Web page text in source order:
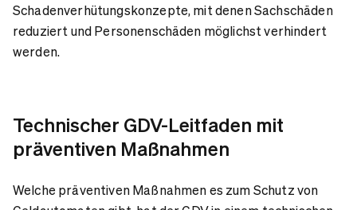
Schadenverhütungskonzepte, mit denen Sachschäden
reduziert und Personenschäden möglichst verhindert
werden.
Technischer GDV-Leitfaden mit
präventiven Maßnahmen
Welche präventiven Maßnahmen es zum Schutz von